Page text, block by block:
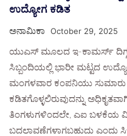
ಉದ್ಯೋಗ ಕಡಿತ
ಅನಾಮಿಕಾ October 29, 2025
ಯುಎಸ್ ಮೂಲದ ಇ-ಕಾಮರ್ಸ್
ಸಿಬ್ಬಂದಿಯಲ್ಲಿ ಭಾರೀ ಮಟ್ಟದ
ಮಂಗಳವಾರ ಕಂಪನಿಯು ಸುಮಾರು
ಕಡಿತಗೊಳ್ಳಲಿರುವುದನ್ನು
ತಿಂಗಳುಗಳಿಂದಲೇ, ಎಐ ಬಳಕೆಯ
ಬದಲಾವಣೆಗಳಾಗಬಹುದು ಎಂದು